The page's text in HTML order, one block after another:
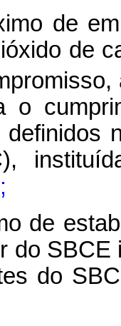
de
de
o
de
do
do